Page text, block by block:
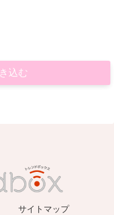
込む
サイトマップ